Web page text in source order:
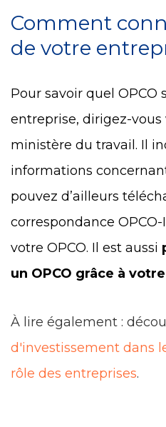
Comment
de votre
Pour savoir quel OPCO
entreprise, dirigez-vous
ministère du travail. Il
informations
pouvez d’ailleurs
correspondance
votre OPCO. Il est aussi
un OPCO grâce à
À lire également :
d'investissement dans
rôle des entreprises.